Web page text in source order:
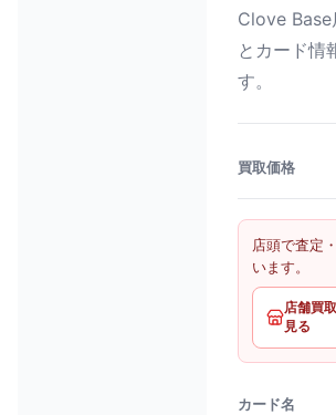
Clove Base
とカード情
す。
買取価格
店頭で査定
います。
店舗買
見る
カード名